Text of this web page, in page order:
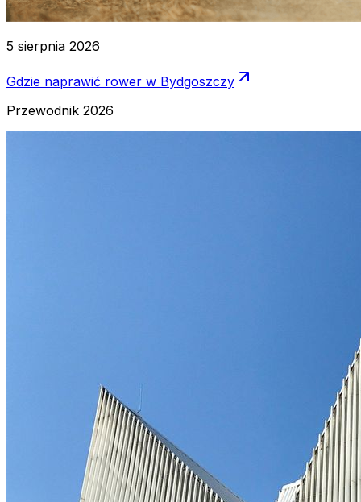
5 sierpnia 2026
Gdzie naprawić rower w Bydgoszczy
Przewodnik 2026